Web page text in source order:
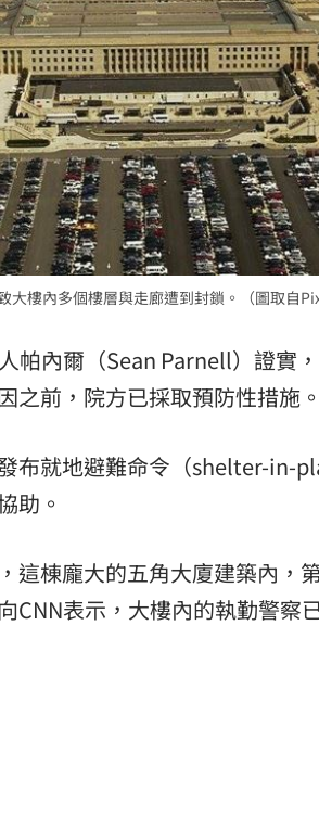
限可能 12:00
爸爸「筋歡喜」 18:00
要注意 13:00
！ 11:00
聚 11:00
樓內多個樓層與走廊遭到封鎖。（圖取自
帕內爾（Sean Parnell）證實
之前，院方已採取預防性措施。
布就地避難命令（shelter-in-
助。
這棟龐大的五角大廈建築內，
CNN表示，大樓內的執勤警察